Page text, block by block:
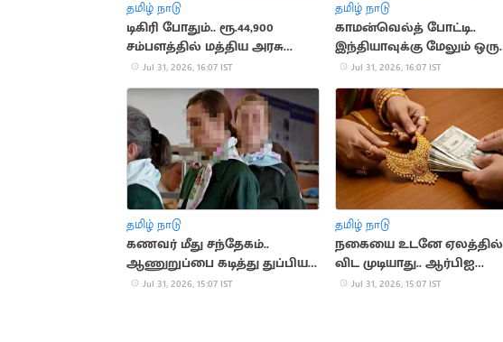
தமிழ் நாடு
டிகிரி போதும்.. ரூ.44,900
சம்பளத்தில் மத்திய அரசு
வேலை
Jul 31, 2026, 16:07 IST
தமிழ் நாடு
காமன்வெல்த் போட்டி..
இந்தியாவுக்கு மேலும் ஒரு
தங்கம்
Jul 31, 2026, 16:07 IST
தமிழ் நாடு
கணவர் மீது சந்தேகம்..
ஆணுறுப்பை கடித்து துப்பிய
மனைவி
Jul 31, 2026, 15:07 IST
தமிழ் நாடு
நகையை உடனே ஏலத்தில்
விட முடியாது.. ஆர்பிஐ
விதிமுறைகள் விளக்கம்
Jul 31, 2026, 15:07 IST